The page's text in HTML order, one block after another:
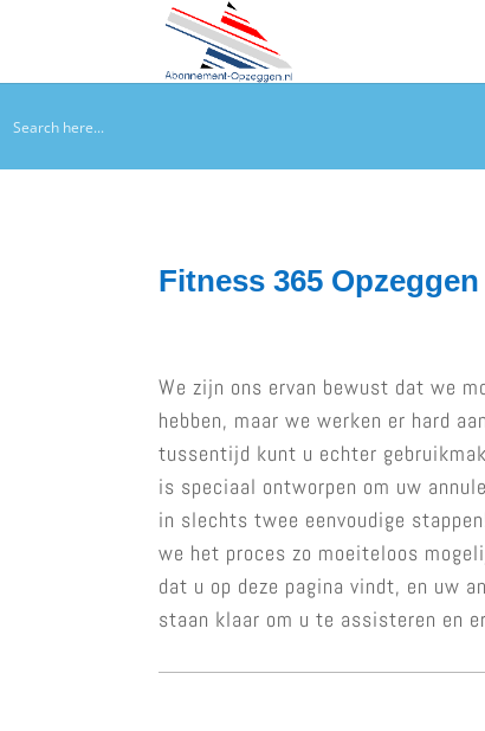
Fitness 365 Opzeggen
We zijn ons ervan bewust dat we
hebben, maar we werken er hard
tussentijd kunt u echter
is speciaal ontworpen om uw
in slechts twee eenvoudige
we het proces zo moeiteloos
dat u op deze pagina vindt, en uw
staan klaar om u te assisteren en